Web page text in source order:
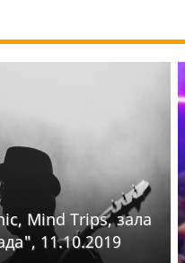
Mind Trips, зала
11.10.2019